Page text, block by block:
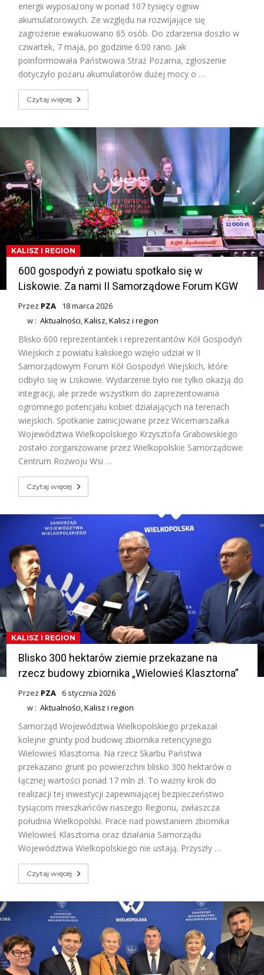
energii wyposażony w ponad 107 tysięcy ogniw
akumulatorowych. Ze względu na rozwijające się
zagrożenie ewakuowano 65 osób. Do zdarzenia doszło w
czwartek, 7 maja, po godzinie 6:00 rano. Jak
poinformowała Państwowa Straż Pożarna, zgłoszenie
dotyczyło pożaru akumulatorów dużej mocy o …
Czytaj więcej
KALISZ I REGION
600 gospodyń z powiatu spotkało się w
Liskowie. Za nami II Samorządowe Forum KGW
Przez PZA
18 marca 2026
w :Aktualności,Kalisz,Kalisz i region
Blisko 600 reprezentantek i reprezentantów Kół Gospodyń
Wiejskich z powiatu kaliskiego wzięło udział w II
Samorządowym Forum Kół Gospodyń Wiejskich, które
odbyło się w Liskowie. Wydarzenie było nie tylko okazją do
integracji, ale przede wszystkim do zaprezentowania
ogromnego potencjału kobiet działających na terenach
wiejskich. Spotkanie zainicjowane przez Wicemarszałka
Województwa Wielkopolskiego Krzysztofa Grabowskiego
zostało zorganizowane przez Wielkopolskie Samorządowe
Centrum Rozwoju Wsi …
Czytaj więcej
KALISZ I REGION
Blisko 300 hektarów ziemie przekazane na
rzecz budowy zbiornika „Wielowieś Klasztorna”
Przez PZA
6 stycznia 2026
w :Aktualności,Kalisz i region
Samorząd Województwa Wielkopolskiego przekazał
kolejne grunty pod budowę zbiornika retencyjnego
Wielowieś Klasztorna. Na rzecz Skarbu Państwa
przekazano grunt po powierzchni blisko 300 hektarów o
łącznej wartości ponad 17 mln zł. To ważny krok do
realizacji tej inwestycji zapewniającej bezpieczeństwo
tysiącom mieszkańców naszego Regionu, zwłaszcza
południa Wielkopolski. Prace nad powstaniem zbiornika
Wielowieś Klasztorna oraz działania Samorządu
Województwa Wielkopolskiego nie ustają. Przyszły …
Czytaj więcej